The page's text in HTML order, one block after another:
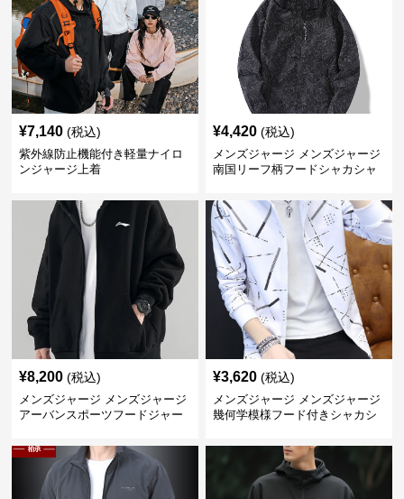
¥7,140 (税込)
紫外線防止機能付き軽量ナイロ
ンジャージ上着
¥4,420 (税込)
メンズジャージ メンズジャージ
南国リーフ柄フードシャカシャ
¥8,200 (税込)
メンズジャージ メンズジャージ
アーバンスポーツフードジャー
¥3,620 (税込)
メンズジャージ メンズジャージ
幾何学模様フード付きシャカシ